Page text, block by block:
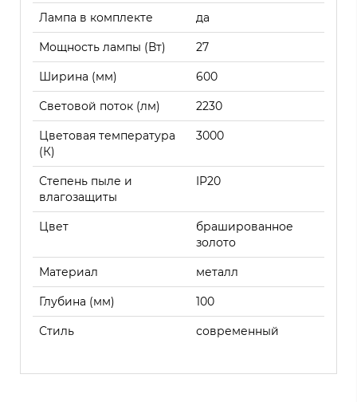
Лампа в комплекте да
Мощность лампы (Вт) 27
Ширина (мм) 600
Световой поток (лм) 2230
Цветовая температура
(К)
3000
Степень пыле и
влагозащиты
IP20
Цвет
брашированное
золото
Материал металл
Глубина (мм) 100
Стиль современный